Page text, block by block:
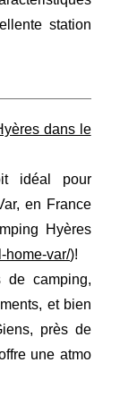
station
dans le
idéal pour
en France
Hyères
home-var/)!
de camping,
et bien
près de
une atmo